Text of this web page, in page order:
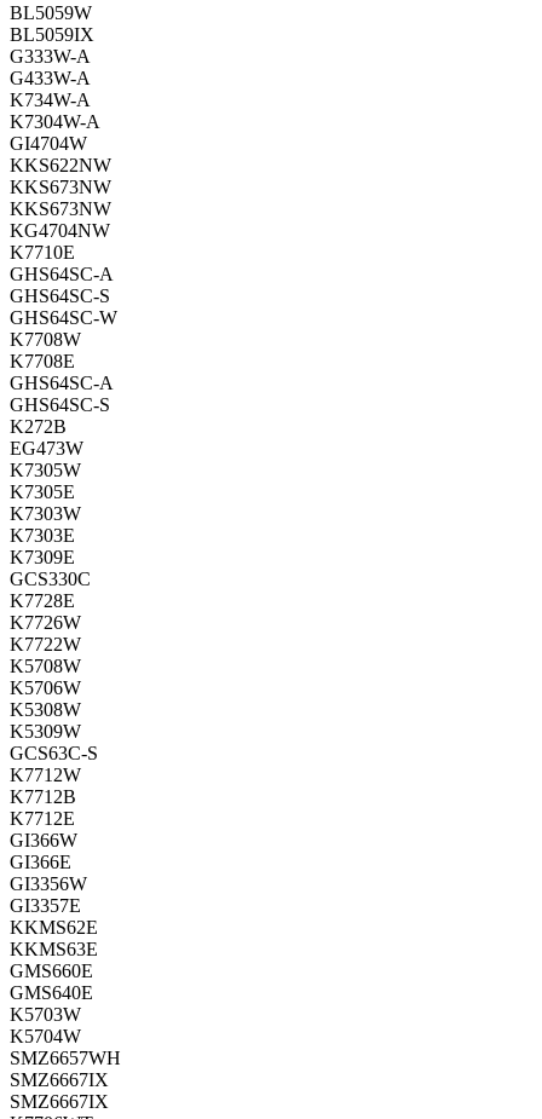
BL5059W
BL5059IX
G333W-A
G433W-A
K734W-A
K7304W-A
GI4704W
KKS622NW
KKS673NW
KKS673NW
KG4704NW
K7710E
GHS64SC-A
GHS64SC-S
GHS64SC-W
K7708W
K7708E
GHS64SC-A
GHS64SC-S
K272B
EG473W
K7305W
K7305E
K7303W
K7303E
K7309E
GCS330C
K7728E
K7726W
K7722W
K5708W
K5706W
K5308W
K5309W
GCS63C-S
K7712W
K7712B
K7712E
GI366W
GI366E
GI3356W
GI3357E
KKMS62E
KKMS63E
GMS660E
GMS640E
K5703W
K5704W
SMZ6657WH
SMZ6667IX
SMZ6667IX